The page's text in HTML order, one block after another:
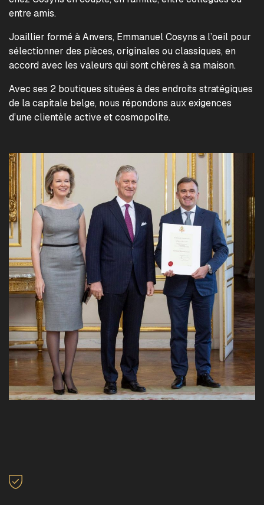
entre amis.
Joaillier formé à Anvers, Emmanuel Cosyns a l’oeil pour
sélectionner des pièces, originales ou classiques, en
accord avec les valeurs qui sont chères à sa maison.
Avec ses 2 boutiques situées à des endroits stratégiques
de la capitale belge, nous répondons aux exigences
d’une clientèle active et cosmopolite.